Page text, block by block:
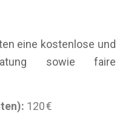
eine kostenlose und
sowie faire
120 €